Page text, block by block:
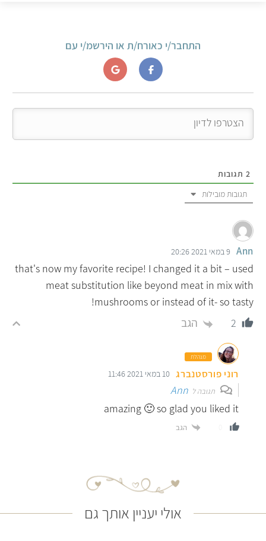
התחבר/י כאורח/ת או הירשמ/י עם
2 תגובות
תגובות מובילות
Ann 9 במאי 2021 20:26
that's now my favorite recipe! I changed it a bit – used
meat substitution like beyond meat in mix with
mushrooms or instead of it- so tasty!
2
הגב
מנהלת
רוני פורסטנברג 10 במאי 2021 11:46
תגובה ל Ann
amazing 🙂 so glad you liked it
הגב
אולי יעניין אותך גם